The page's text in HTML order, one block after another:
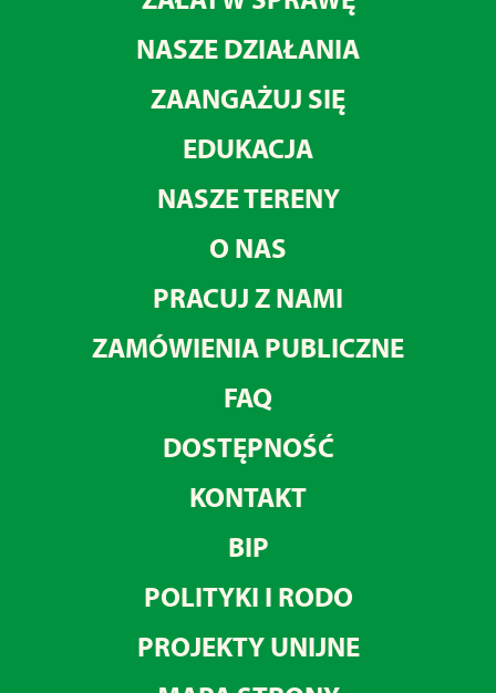
NASZE DZIAŁANIA
ZAANGAŻUJ SIĘ
EDUKACJA
NASZE TERENY
O NAS
PRACUJ Z NAMI
ZAMÓWIENIA PUBLICZNE
FAQ
DOSTĘPNOŚĆ
KONTAKT
BIP
POLITYKI I RODO
PROJEKTY UNIJNE